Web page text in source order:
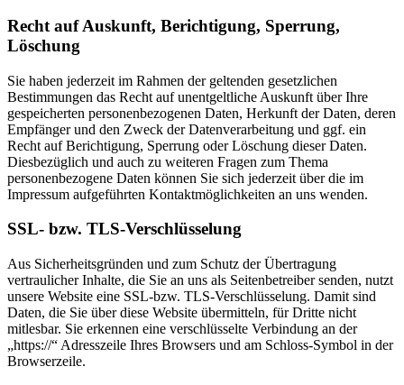
Recht auf Auskunft, Berichtigung, Sperrung,
Löschung
Sie haben jederzeit im Rahmen der geltenden gesetzlichen
Bestimmungen das Recht auf unentgeltliche Auskunft über Ihre
gespeicherten personenbezogenen Daten, Herkunft der Daten, deren
Empfänger und den Zweck der Datenverarbeitung und ggf. ein
Recht auf Berichtigung, Sperrung oder Löschung dieser Daten.
Diesbezüglich und auch zu weiteren Fragen zum Thema
personenbezogene Daten können Sie sich jederzeit über die im
Impressum aufgeführten Kontaktmöglichkeiten an uns wenden.
SSL- bzw. TLS-Verschlüsselung
Aus Sicherheitsgründen und zum Schutz der Übertragung
vertraulicher Inhalte, die Sie an uns als Seitenbetreiber senden, nutzt
unsere Website eine SSL-bzw. TLS-Verschlüsselung. Damit sind
Daten, die Sie über diese Website übermitteln, für Dritte nicht
mitlesbar. Sie erkennen eine verschlüsselte Verbindung an der
„https://“ Adresszeile Ihres Browsers und am Schloss-Symbol in der
Browserzeile.